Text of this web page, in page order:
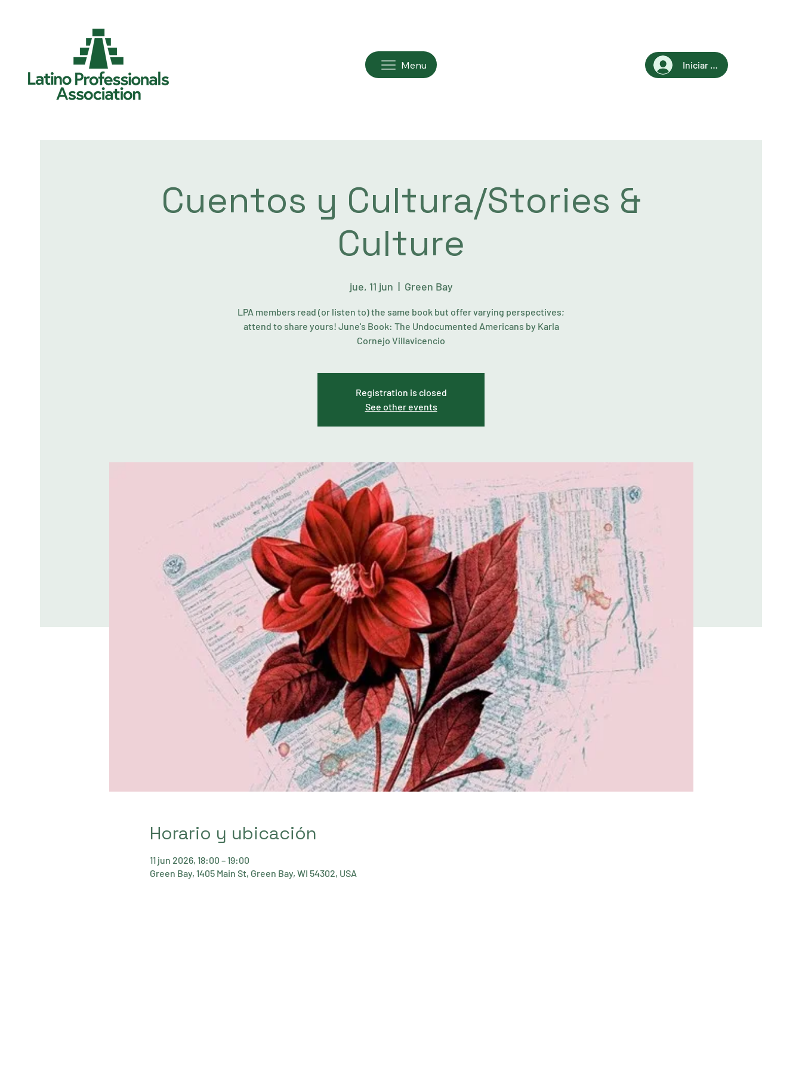
Menu Iniciar sesión
Cuentos y Cultura/Stories &
Culture
jue, 11 jun
  |
Green Bay
LPA members read (or listen to) the same book but offer varying perspectives;
attend to share yours! June's Book: The Undocumented Americans by Karla
Cornejo Villavicencio
Registration is closed
See other events
Horario y ubicación
11 jun 2026, 18:00 – 19:00
Green Bay, 1405 Main St, Green Bay, WI 54302, USA